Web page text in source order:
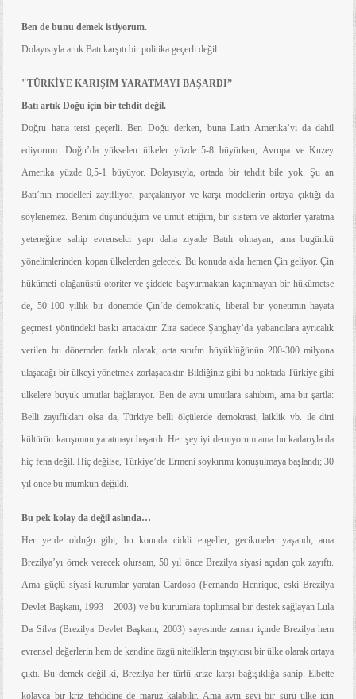
Ben de bunu demek istiyorum.
Dolayısıyla artık Batı karşıtı bir politika geçerli değil.
"TÜRKİYE KARIŞIM YARATMAYI BAŞARDI”
Batı artık Doğu için bir tehdit değil.
Doğru hatta tersi geçerli. Ben Doğu derken, buna Latin Amerika’yı da dahil
ediyorum. Doğu’da yükselen ülkeler yüzde 5-8 büyürken, Avrupa ve Kuzey
Amerika yüzde 0,5-1 büyüyor. Dolayısıyla, ortada bir tehdit bile yok. Şu an
Batı’nın modelleri zayıflıyor, parçalanıyor ve karşı modellerin ortaya çıktığı da
söylenemez. Benim düşündüğüm ve umut ettiğim, bir sistem ve aktörler yaratma
yeteneğine sahip evrenselci yapı daha ziyade Batılı olmayan, ama bugünkü
yönelimlerinden kopan ülkelerden gelecek. Bu konuda akla hemen Çin geliyor. Çin
hükümeti olağanüstü otoriter ve şiddete başvurmaktan kaçınmayan bir hükümetse
de, 50-100 yıllık bir dönemde Çin’de demokratik, liberal bir yönetimin hayata
geçmesi yönündeki baskı artacaktır. Zira sadece Şanghay’da yabancılara ayrıcalık
verilen bu dönemden farklı olarak, orta sınıfın büyüklüğünün 200-300 milyona
ulaşacağı bir ülkeyi yönetmek zorlaşacaktır. Bildiğiniz gibi bu noktada Türkiye gibi
ülkelere büyük umutlar bağlanıyor. Ben de aynı umutlara sahibim, ama bir şartla:
Belli zayıflıkları olsa da, Türkiye belli ölçülerde demokrasi, laiklik vb. ile dini
kültürün karışımını yaratmayı başardı. Her şey iyi demiyorum ama bu kadarıyla da
hiç fena değil. Hiç değilse, Türkiye’de Ermeni soykırımı konuşulmaya başlandı; 30
yıl önce bu mümkün değildi.
Bu pek kolay da değil aslında…
Her yerde olduğu gibi, bu konuda ciddi engeller, gecikmeler yaşandı; ama
Brezilya’yı örnek verecek olursam, 50 yıl önce Brezilya siyasi açıdan çok zayıftı.
Ama güçlü siyasi kurumlar yaratan Cardoso (Fernando Henrique, eski Brezilya
Devlet Başkanı, 1993 – 2003) ve bu kurumlara toplumsal bir destek sağlayan Lula
Da Silva (Brezilya Devlet Başkanı, 2003) sayesinde zaman içinde Brezilya hem
evrensel değerlerin hem de kendine özgü niteliklerin taşıyıcısı bir ülke olarak ortaya
çıktı. Bu demek değil ki, Brezilya her türlü krize karşı bağışıklığa sahip. Elbette
kolayca bir kriz tehdidine de maruz kalabilir. Ama aynı şeyi bir sürü ülke için